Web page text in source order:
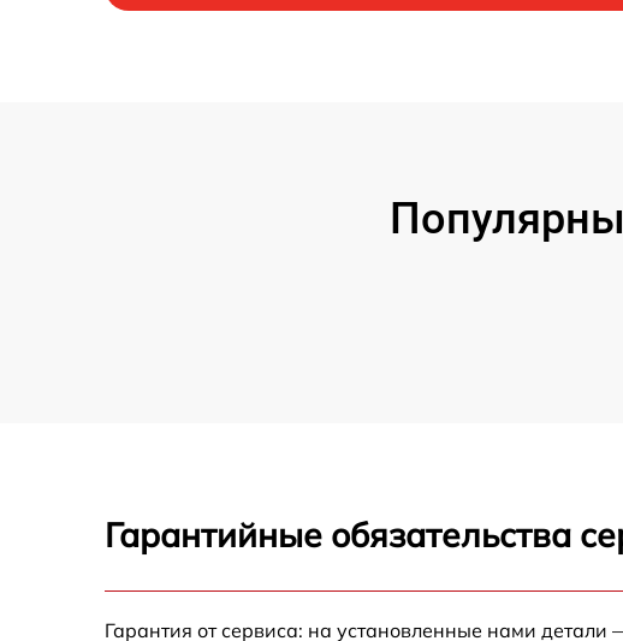
Гарантийные обязательства
Гарантия от сервиса: на установленные нами детали